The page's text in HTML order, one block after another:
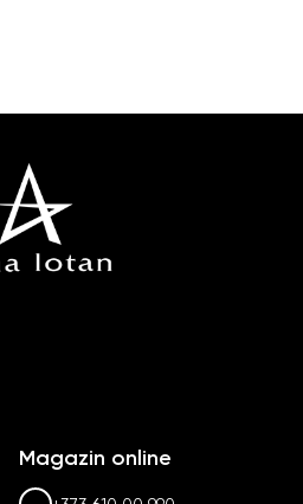
Magazin online